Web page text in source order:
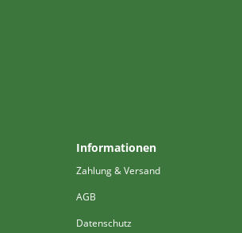
Informationen
Zahlung & Versand
AGB
Datenschutz